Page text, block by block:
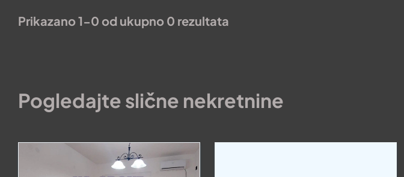
Prikazano 1-0 od ukupno 0 rezultata
Pogledajte slične nekretnine